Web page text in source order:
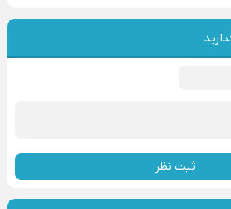
ثبت نظر